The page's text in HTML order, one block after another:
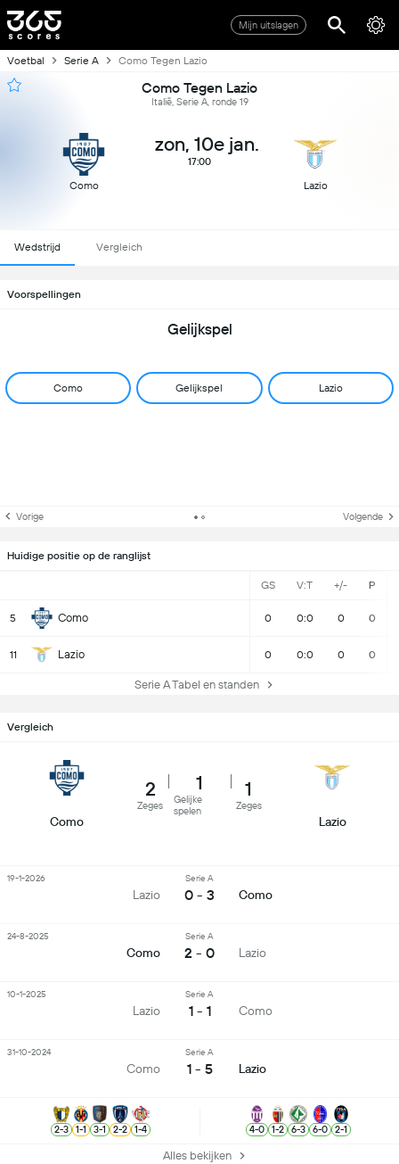
Mijn uitslagen
Voetbal Serie A Como Tegen Lazio
Como Tegen Lazio
Italië, Serie A, ronde 19
Como
zon, 10e jan.
17:00
Lazio
Wedstrijd Vergleich
Voorspellingen
Gelijkspel
Como Gelijkspel Lazio
Vorige Volgende
Huidige positie op de ranglijst
GS V:T +/- P
5 Como 0 0:0 0 0
11 Lazio 0 0:0 0 0
Serie A Tabel en standen
Vergleich
Como
2
Zeges
1
Gelijke
spelen
1
Zeges
Lazio
Lazio
Serie A
0 - 3 Como
19-1-2026
Como
Serie A
2 - 0 Lazio
24-8-2025
Lazio
Serie A
1 - 1 Como
10-1-2025
Como
Serie A
1 - 5 Lazio
31-10-2024
2-3 1-1 3-1 2-2 1-4 4-0 1-2 6-3 6-0 2-1
Alles bekijken